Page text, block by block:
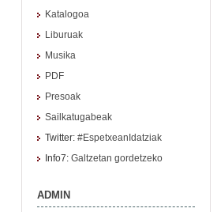
Katalogoa
Liburuak
Musika
PDF
Presoak
Sailkatugabeak
Twitter: #EspetxeanIdatziak
Info7: Galtzetan gordetzeko
ADMIN